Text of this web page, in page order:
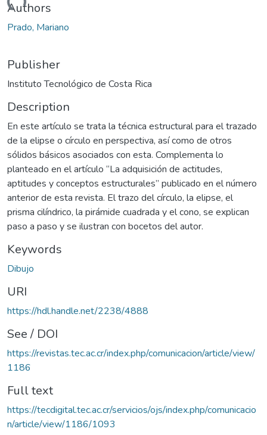
Authors
Prado, Mariano
Publisher
Instituto Tecnológico de Costa Rica
Description
En este artículo se trata la técnica estructural para el trazado
de la elipse o círculo en perspectiva, así como de otros
sólidos básicos asociados con esta. Complementa lo
planteado en el artículo “La adquisición de actitudes,
aptitudes y conceptos estructurales” publicado en el número
anterior de esta revista. El trazo del círculo, la elipse, el
prisma cilíndrico, la pirámide cuadrada y el cono, se explican
paso a paso y se ilustran con bocetos del autor.
Keywords
Dibujo
URI
https://hdl.handle.net/2238/4888
See / DOI
https://revistas.tec.ac.cr/index.php/comunicacion/article/view/
1186
Full text
https://tecdigital.tec.ac.cr/servicios/ojs/index.php/comunicacio
n/article/view/1186/1093